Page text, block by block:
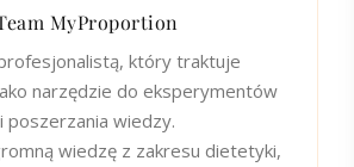
MyProportion
który traktuje
narzędzie do eksperymentów
i poszerzania wiedzy.
wiedzę z zakresu dietetyki,